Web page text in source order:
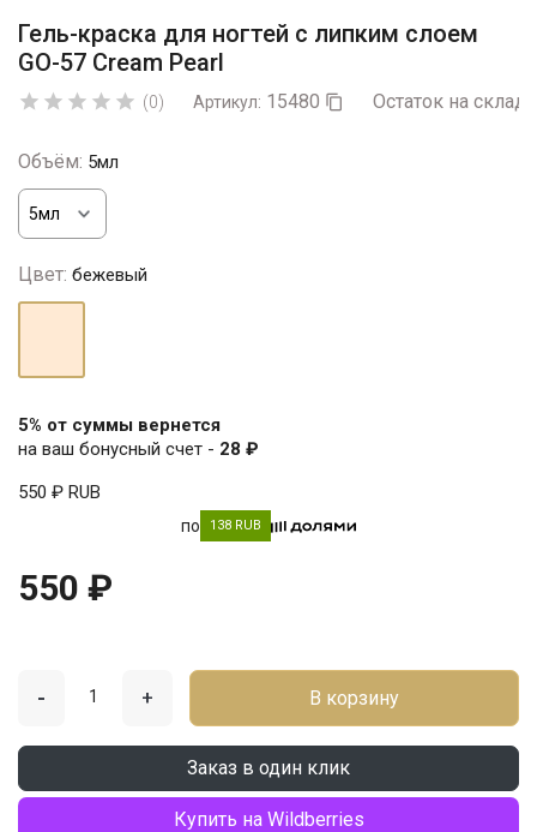
Гель-краска для ногтей с липким слоем
GO-57 Cream Pearl
     (0) Артикул: 15480  Остаток на
Объём: 5мл
Цвет: бежевый
5% от суммы вернется
на ваш бонусный счет - 28 ₽
550 ₽ RUB
по 138 RUB
550 ₽
- + В корзину
Заказ в один клик
Купить на Wildberries